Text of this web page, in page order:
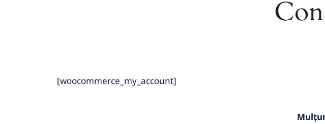
[woocommerce_my_account]